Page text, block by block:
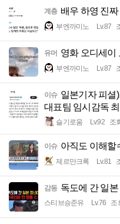
계층 배우 하영 진
부엔까미노 Lv.87
유머 영화 오디세이
부엔까미노 Lv.87
이슈 일본기자 피셜
대표팀 임시감독
슬기로움 Lv.92 조
이슈 아직도 이해할
제르만크록 Lv.81
감동 독도에 간 일본
스티브승준유 Lv.76 조